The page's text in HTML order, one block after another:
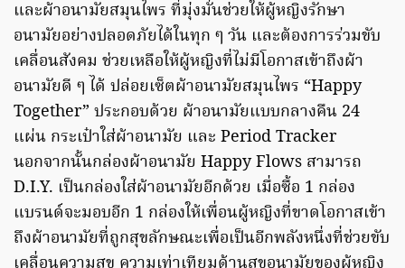
และผ้าอนามัยสมุนไพร ที่มุ่งมั่นช่วยให้ผู้หญิงรักษา
อนามัยอย่างปลอดภัยได้ในทุก ๆ วัน และต้องการร่วมขับ
เคลื่อนสังคม ช่วยเหลือให้ผู้หญิงที่ไม่มีโอกาสเข้าถึงผ้า
อนามัยดี ๆ ได้ ปล่อยเซ็ตผ้าอนามัยสมุนไพร “Happy
Together” ประกอบด้วย ผ้าอนามัยแบบกลางคืน 24
แผ่น กระเป๋าใส่ผ้าอนามัย และ Period Tracker
นอกจากนั้นกล่องผ้าอนามัย Happy Flows สามารถ
D.I.Y. เป็นกล่องใส่ผ้าอนามัยอีกด้วย เมื่อซื้อ 1 กล่อง
แบรนด์จะมอบอีก 1 กล่องให้เพื่อนผู้หญิงที่ขาดโอกาสเข้า
ถึงผ้าอนามัยที่ถูกสุขลักษณะเพื่อเป็นอีกพลังหนึ่งที่ช่วยขับ